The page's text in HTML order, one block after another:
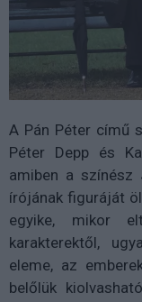
A Pán Péter című
Péter Depp és
amiben a színész
írójának figuráját
egyike, mikor
karakterektől,
eleme, az
belőlük